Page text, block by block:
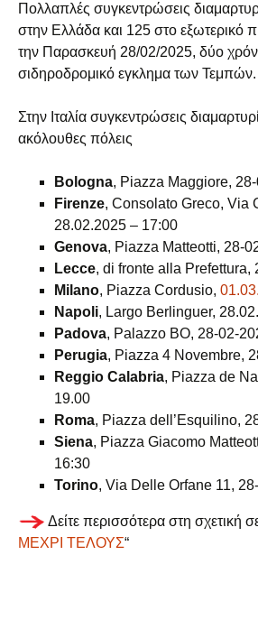
Πολλαπλές συγκεντρώσεις
στην Ελλάδα και 125 στο εξωτερικό
την Παρασκευή 28/02/2025, δύο
σιδηροδρομικό εγκλημα των Τεμπών.
Στην Ιταλία συγκεντρώσεις
ακόλουθες πόλεις
Bologna, Piazza Maggiore,
Firenze, Consolato Greco, Via
28.02.2025 – 17:00
Genova, Piazza Matteotti, 28-
Lecce, di fronte alla Prefettura,
Milano, Piazza Cordusio,
Napoli, Largo Berlinguer,
Padova, Palazzo BO, 28-02-
Perugia, Piazza 4 Novembre,
Reggio Calabria, Piazza de
19.00
Roma, Piazza dell’Esquilino,
Siena, Piazza Giacomo
16:30
Torino, Via Delle Orfane 11,
Δείτε περισσότερα στη σχετική
ΜΕΧΡΙ ΤΕΛΟΥΣ“